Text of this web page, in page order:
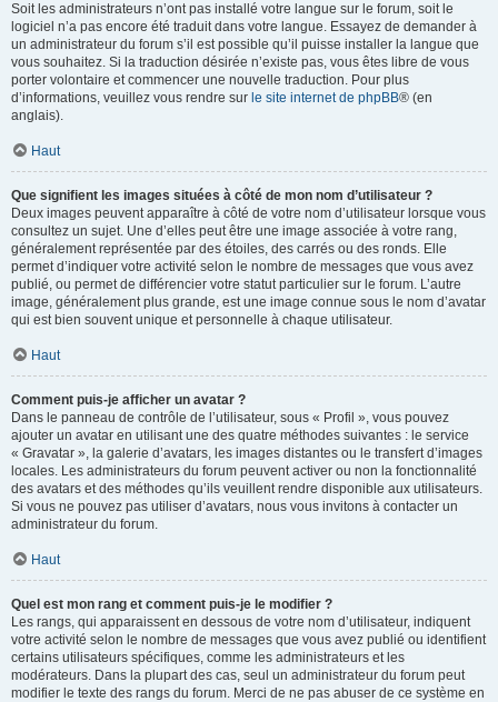
Soit les administrateurs n’ont pas installé votre langue sur le forum, soit le
logiciel n’a pas encore été traduit dans votre langue. Essayez de demander à
un administrateur du forum s’il est possible qu’il puisse installer la langue que
vous souhaitez. Si la traduction désirée n’existe pas, vous êtes libre de vous
porter volontaire et commencer une nouvelle traduction. Pour plus
d’informations, veuillez vous rendre sur le site internet de phpBB® (en
anglais).
Haut
Que signifient les images situées à côté de mon nom d’utilisateur ?
Deux images peuvent apparaître à côté de votre nom d’utilisateur lorsque vous
consultez un sujet. Une d’elles peut être une image associée à votre rang,
généralement représentée par des étoiles, des carrés ou des ronds. Elle
permet d’indiquer votre activité selon le nombre de messages que vous avez
publié, ou permet de différencier votre statut particulier sur le forum. L’autre
image, généralement plus grande, est une image connue sous le nom d’avatar
qui est bien souvent unique et personnelle à chaque utilisateur.
Haut
Comment puis-je afficher un avatar ?
Dans le panneau de contrôle de l’utilisateur, sous « Profil », vous pouvez
ajouter un avatar en utilisant une des quatre méthodes suivantes : le service
« Gravatar », la galerie d’avatars, les images distantes ou le transfert d’images
locales. Les administrateurs du forum peuvent activer ou non la fonctionnalité
des avatars et des méthodes qu’ils veuillent rendre disponible aux utilisateurs.
Si vous ne pouvez pas utiliser d’avatars, nous vous invitons à contacter un
administrateur du forum.
Haut
Quel est mon rang et comment puis-je le modifier ?
Les rangs, qui apparaissent en dessous de votre nom d’utilisateur, indiquent
votre activité selon le nombre de messages que vous avez publié ou identifient
certains utilisateurs spécifiques, comme les administrateurs et les
modérateurs. Dans la plupart des cas, seul un administrateur du forum peut
modifier le texte des rangs du forum. Merci de ne pas abuser de ce système en